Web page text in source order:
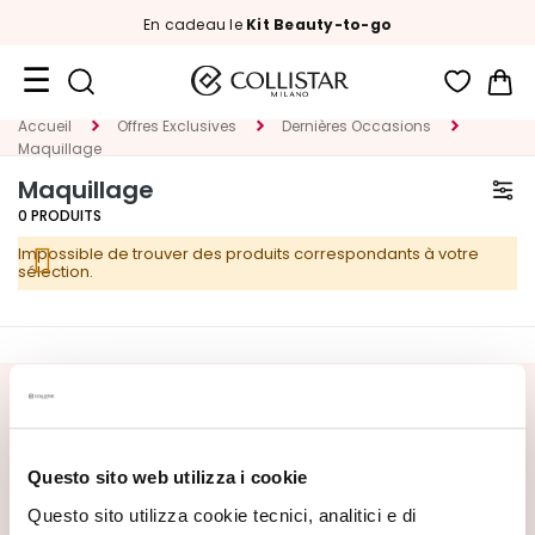
Questo sito web utilizza i cookie
Questo sito utilizza cookie tecnici, analitici e di
En cadeau le Kit Beauty-to-go
Format
Nouveautés
VISAGE
G
R
Accueil Offres Exclusives
Dernières Occasions
Maquillage
Maquillage
0 PRODUITS
Impossible de trouver des produits correspondants à votre
sélection.
attendent ! Recevez aussi votre offre de bienvenue :
de réduction
sur votre première commande.